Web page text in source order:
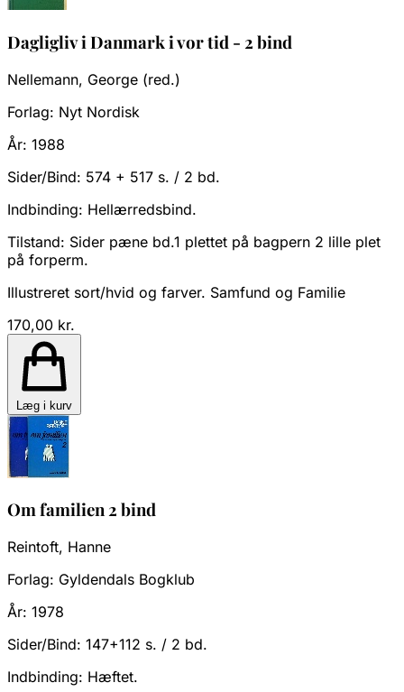
Dagligliv i Danmark i vor tid - 2 bind
Nellemann, George (red.)
Forlag: Nyt Nordisk
År: 1988
Sider/Bind: 574 + 517 s. / 2 bd.
Indbinding: Hellærredsbind.
Tilstand: Sider pæne bd.1 plettet på bagpern 2 lille plet
på forperm.
Illustreret sort/hvid og farver. Samfund og Familie
170,00 kr.
Læg i kurv
Om familien 2 bind
Reintoft, Hanne
Forlag: Gyldendals Bogklub
År: 1978
Sider/Bind: 147+112 s. / 2 bd.
Indbinding: Hæftet.